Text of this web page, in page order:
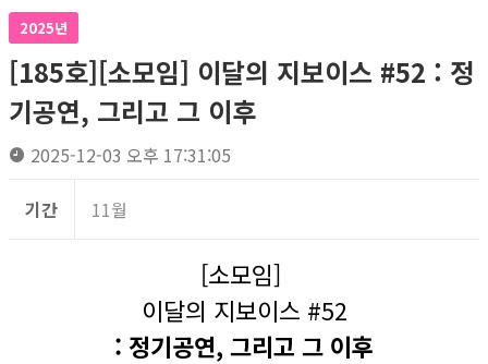
2025년
[185호][소모임] 이달의 지보이스 #52 : 정
기공연, 그리고 그 이후
2025-12-03 오후 17:31:05
기간 11월
[소모임]
이달의 지보이스 #52
: 정기공연, 그리고 그 이후